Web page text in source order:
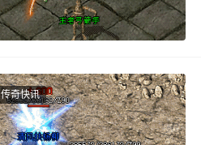
传奇快讯